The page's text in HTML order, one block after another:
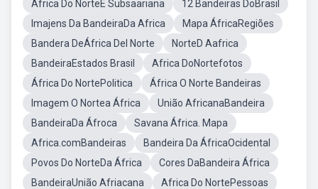
África Do NorteE Subsaariana
12 Bandeiras DoBrasil
Imajens Da BandeiraDa Africa
Mapa ÁfricaRegiões
Bandera DeÁfrica Del Norte
NorteD Aafrica
BandeiraEstados Brasil
Africa DoNortefotos
África Do NortePolitica
África O Norte Bandeiras
Imagem O Nortea África
União AfricanaBandeira
BandeiraDa Áfroca
Savana África. Mapa
Africa.comBandeiras
Bandeira Da ÁfricaOcidental
Povos Do NorteDa África
Cores DaBandeira África
BandeiraUnião Afriacana
Africa Do NortePessoas